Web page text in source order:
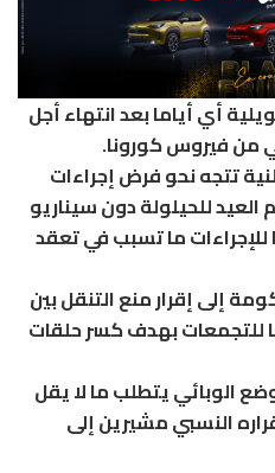
يوم عيد الأضحى 20 جويلية أي أياما بعد انتهاء أجل
من فيروس كورونا.
تتجه نحو فرض إجراءات
العيد للحيلولة دون سيناريو
ما تسبب في تعقد
إلى إقرار منع التنقل بين
للتجمعات بهدف كسر حلقات
الوبائي يتطلب ما لا يقل
النسبي مشيرين إلى